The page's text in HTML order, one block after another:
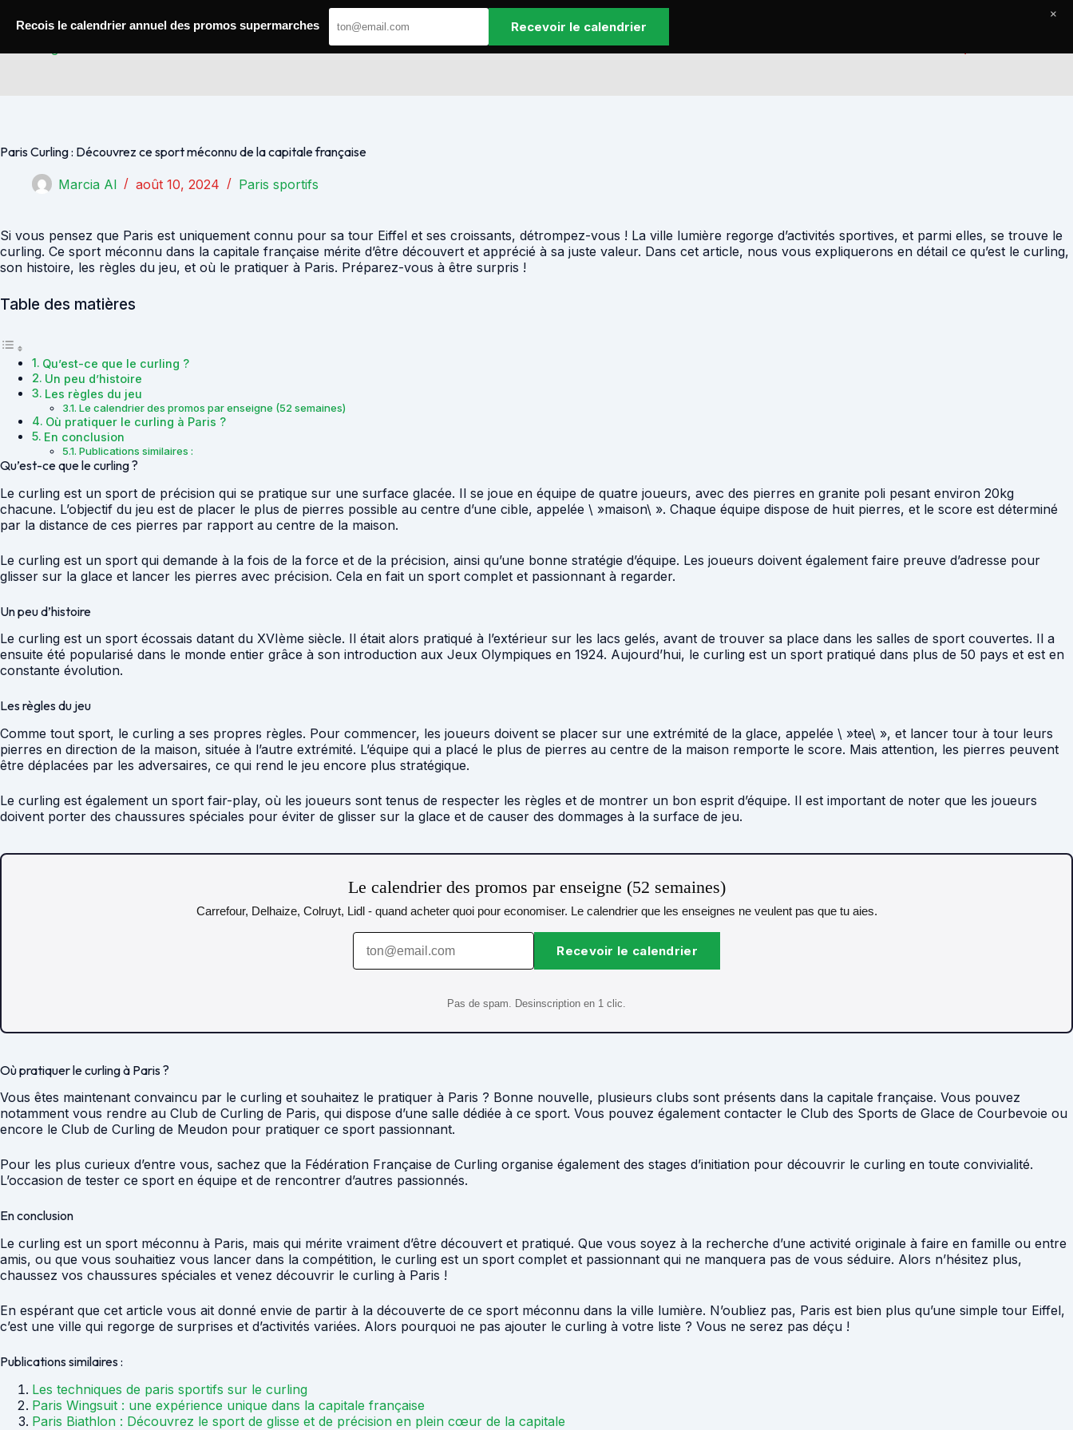
Paris Curling : Découvrez ce sport méconnu de la capitale française
Marcia Al août 10, 2024 Paris sportifs
Si vous pensez que Paris est uniquement connu pour sa tour Eiffel et ses croissants, détrompez-vous ! La ville lumière regorge d’activités sportives, et parmi elles, se trouve le
curling. Ce sport méconnu dans la capitale française mérite d’être découvert et apprécié à sa juste valeur. Dans cet article, nous vous expliquerons en détail ce qu’est le curling,
son histoire, les règles du jeu, et où le pratiquer à Paris. Préparez-vous à être surpris !
Table des matières
Qu’est-ce que le curling ?
Un peu d’histoire
Les règles du jeu
Le calendrier des promos par enseigne (52 semaines)
Où pratiquer le curling à Paris ?
En conclusion
Publications similaires :
Qu’est-ce que le curling ?
Le curling est un sport de précision qui se pratique sur une surface glacée. Il se joue en équipe de quatre joueurs, avec des pierres en granite poli pesant environ 20kg
chacune. L’objectif du jeu est de placer le plus de pierres possible au centre d’une cible, appelée \ »maison\ ». Chaque équipe dispose de huit pierres, et le score est déterminé
par la distance de ces pierres par rapport au centre de la maison.
Le curling est un sport qui demande à la fois de la force et de la précision, ainsi qu’une bonne stratégie d’équipe. Les joueurs doivent également faire preuve d’adresse pour
glisser sur la glace et lancer les pierres avec précision. Cela en fait un sport complet et passionnant à regarder.
Un peu d’histoire
Le curling est un sport écossais datant du XVIème siècle. Il était alors pratiqué à l’extérieur sur les lacs gelés, avant de trouver sa place dans les salles de sport couvertes. Il a
ensuite été popularisé dans le monde entier grâce à son introduction aux Jeux Olympiques en 1924. Aujourd’hui, le curling est un sport pratiqué dans plus de 50 pays et est en
constante évolution.
Les règles du jeu
Comme tout sport, le curling a ses propres règles. Pour commencer, les joueurs doivent se placer sur une extrémité de la glace, appelée \ »tee\ », et lancer tour à tour leurs
pierres en direction de la maison, située à l’autre extrémité. L’équipe qui a placé le plus de pierres au centre de la maison remporte le score. Mais attention, les pierres peuvent
être déplacées par les adversaires, ce qui rend le jeu encore plus stratégique.
Le curling est également un sport fair-play, où les joueurs sont tenus de respecter les règles et de montrer un bon esprit d’équipe. Il est important de noter que les joueurs
doivent porter des chaussures spéciales pour éviter de glisser sur la glace et de causer des dommages à la surface de jeu.
Le calendrier des promos par enseigne (52 semaines)
Carrefour, Delhaize, Colruyt, Lidl - quand acheter quoi pour economiser. Le calendrier que les enseignes ne veulent pas que tu aies.
Recevoir le calendrier
Pas de spam. Desinscription en 1 clic.
Où pratiquer le curling à Paris ?
Vous êtes maintenant convaincu par le curling et souhaitez le pratiquer à Paris ? Bonne nouvelle, plusieurs clubs sont présents dans la capitale française. Vous pouvez
notamment vous rendre au Club de Curling de Paris, qui dispose d’une salle dédiée à ce sport. Vous pouvez également contacter le Club des Sports de Glace de Courbevoie ou
encore le Club de Curling de Meudon pour pratiquer ce sport passionnant.
Pour les plus curieux d’entre vous, sachez que la Fédération Française de Curling organise également des stages d’initiation pour découvrir le curling en toute convivialité.
L’occasion de tester ce sport en équipe et de rencontrer d’autres passionnés.
En conclusion
Le curling est un sport méconnu à Paris, mais qui mérite vraiment d’être découvert et pratiqué. Que vous soyez à la recherche d’une activité originale à faire en famille ou entre
amis, ou que vous souhaitiez vous lancer dans la compétition, le curling est un sport complet et passionnant qui ne manquera pas de vous séduire. Alors n’hésitez plus,
chaussez vos chaussures spéciales et venez découvrir le curling à Paris !
En espérant que cet article vous ait donné envie de partir à la découverte de ce sport méconnu dans la ville lumière. N’oubliez pas, Paris est bien plus qu’une simple tour Eiffel,
c’est une ville qui regorge de surprises et d’activités variées. Alors pourquoi ne pas ajouter le curling à votre liste ? Vous ne serez pas déçu !
Publications similaires :
Les techniques de paris sportifs sur le curling
Paris Wingsuit : une expérience unique dans la capitale française
Paris Biathlon : Découvrez le sport de glisse et de précision en plein cœur de la capitale
Recois le calendrier annuel des promos supermarches Recevoir le calendrier
×